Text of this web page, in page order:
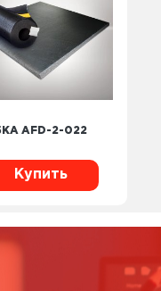
AFD-2-022
Купить